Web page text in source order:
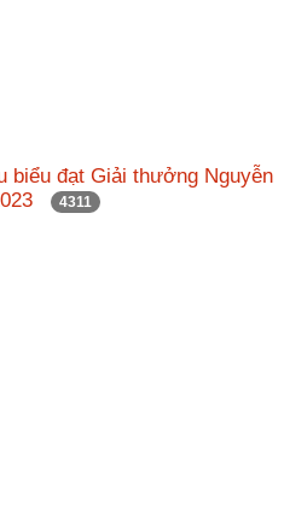
biểu đạt Giải thưởng Nguyễn
4311